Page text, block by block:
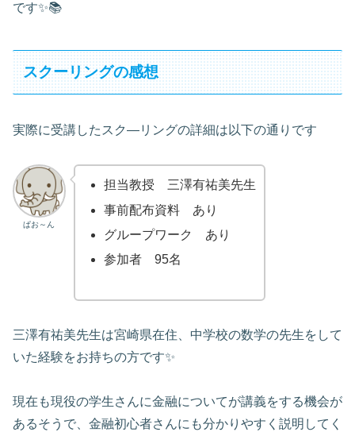
です✨📚
スクーリングの感想
実際に受講したスク―リングの詳細は以下の通りです
ぱお～ん
担当教授 三澤有祐美先生
事前配布資料 あり
グループワーク あり
参加者 95名
三澤有祐美先生は宮崎県在住、中学校の数学の先生をして
いた経験をお持ちの方です✨
現在も現役の学生さんに金融についてが講義をする機会が
あるそうで、金融初心者さんにも分かりやすく説明してく